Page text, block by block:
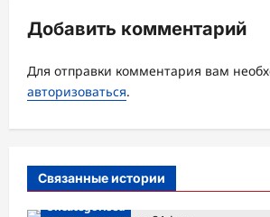
я
з
а
и
Добавить комментарий
Для отправки комментария вам
авторизоваться.
Связанные истории
Uncategorised